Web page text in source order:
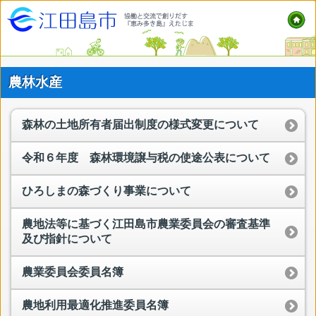
農林水産
森林の土地所有者届出制度の様式変更について
令和６年度 森林環境譲与税の使途公表について
ひろしまの森づくり事業について
農地法等に基づく江田島市農業委員会の審査基準
及び指針について
農業委員会委員名簿
農地利用最適化推進委員名簿